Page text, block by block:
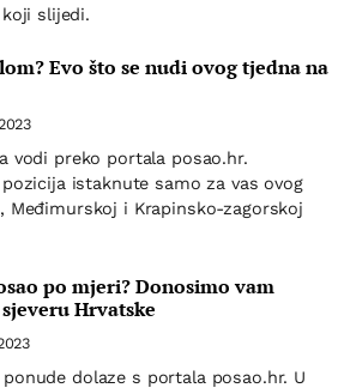
slijedi.
Evo što se nudi ovog tjedna na
vodi preko portala posao.hr.
istaknute samo za vas ovog
Međimurskoj i Krapinsko-zagorskoj
po mjeri? Donosimo vam
Hrvatske
dolaze s portala posao.hr. U